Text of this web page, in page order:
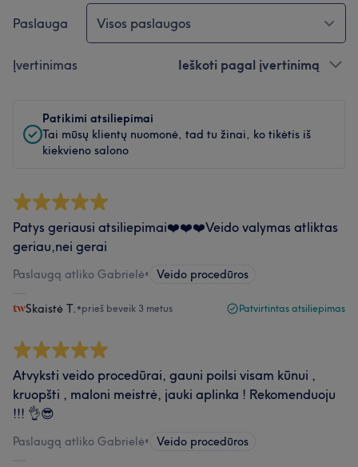
Paslauga Visos paslaugos
Įvertinimas Ieškoti pagal įvertinimą
Patikimi atsiliepimai
Tai mūsų klientų nuomonė, tad tu žinai, ko tikėtis iš
kiekvieno salono
Patys geriausi atsiliepimai❤️❤️❤️Veido valymas atliktas
geriau,nei gerai
Paslaugą atliko Gabrielė• Veido procedūros
Skaistė T. •prieš beveik 3 metus Patvirtintas atsiliepimas
Atvyksti veido procedūrai, gauni poilsi visam kūnui ,
kruopšti , maloni meistrė, jauki aplinka ! Rekomenduoju
!!! 👌😎
Paslaugą atliko Gabrielė• Veido procedūros